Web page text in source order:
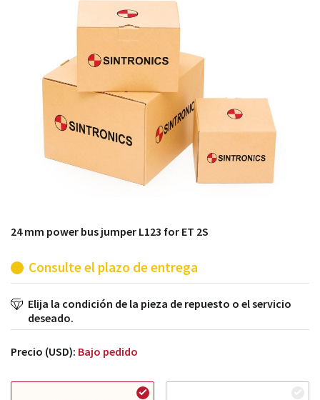
módulos antiguos a un alto nivel técnico o sustitución
de módulos descontinuados por módulos del propio
24 mm power bus jumper L123 for ET 2S
Consulte el plazo de entrega
Elija la condición de la pieza de repuesto o el servicio
deseado.
Precio (USD): Bajo pedido